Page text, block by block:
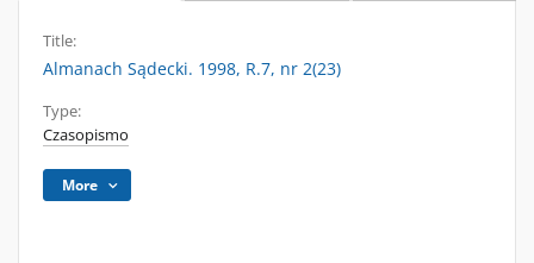
Title:
Almanach Sądecki. 1998, R.7, nr 2(23)
Type:
Czasopismo
More